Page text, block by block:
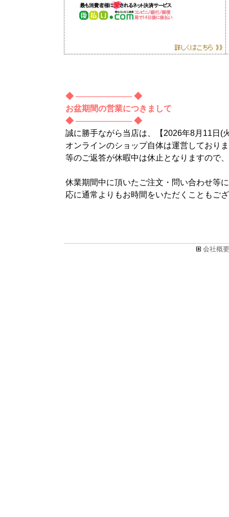
◆ ────────── ◆
お盆期間の営業につきまして
◆ ────────── ◆
誠に勝手ながら当店は、【2026年8月11日(
オンラインのショップ自体は運営しており
等のご返答が休暇中は休止となりますので
休業期間中に頂いたご注文・問い合わせ等
応に通常よりもお時間をいただくこともご
会社概要